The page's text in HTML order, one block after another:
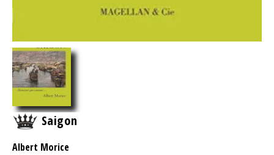
Saigon
Albert Morice